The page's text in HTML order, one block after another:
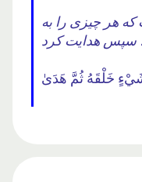
هر چیزى را به